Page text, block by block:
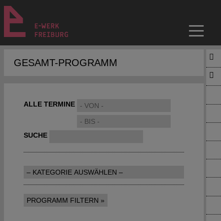
GESAMT-PROGRAMM
ALLE TERMINE
SUCHE
PROGRAMM FILTERN »